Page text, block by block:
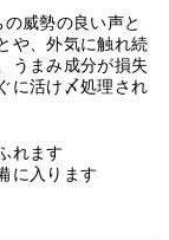
威勢の良い声と
や、外気に触れ続
うまみ成分が損失
に活け〆処理され
れます
に入ります